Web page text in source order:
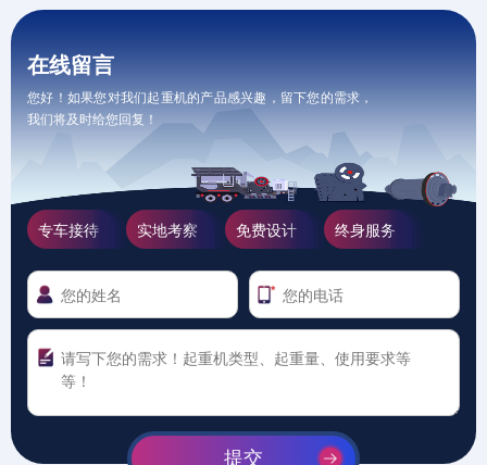
在线留言
您好！如果您对我们起重机的产品感兴趣，留下您的需求，
我们将及时给您回复！
专车接待 实地考察 免费设计 终身服务
提交